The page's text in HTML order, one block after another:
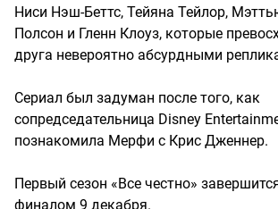
Ниси Нэш-Беттс, Тейяна Тейлор,
Полсон и Гленн Клоуз, которые
друга невероятно абсурдными
Сериал был задуман после того, как
сопредседательница Disney
познакомила Мерфи с Крис Дженнер.
Первый сезон «Все честно»
финалом 9 декабря.